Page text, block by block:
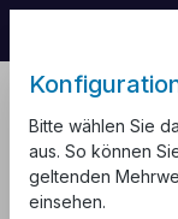
Bitte wählen Sie
aus. So können
geltenden
einsehen.